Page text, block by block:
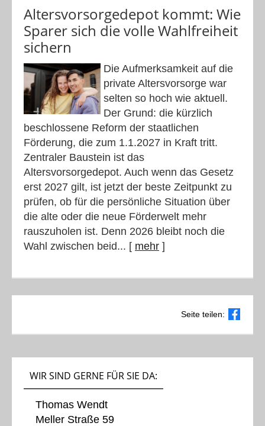
Altersvorsorge­depot kommt: Wie
Sparer sich die volle Wahlfreiheit
sichern
Die Aufmerksamkeit auf die
private Altersvorsorge war
selten so hoch wie aktuell.
Der Grund: die kürzlich
beschlossene Reform der staatlichen
Förderung, die zum 1.1.2027 in Kraft tritt.
Zentraler Baustein ist das
Altersvorsorgedepot. Auch wenn das Gesetz
erst 2027 gilt, ist jetzt der beste Zeitpunkt zu
prüfen, ob für die persönliche Situation über
die alte oder die neue Förderwelt mehr
rauszuholen ist. Denn 2026 bleibt noch die
Wahl zwischen beid... [ mehr ]
Seite teilen:
WIR SIND GERNE FÜR SIE DA:
Thomas Wendt
Meller Straße 59